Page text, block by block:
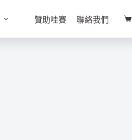
贊助哇賽 聯絡我們
購
物